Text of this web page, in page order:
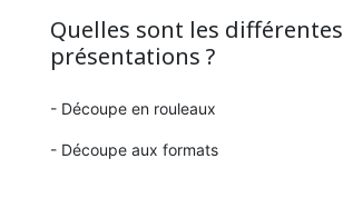
Quelles sont les différentes
présentations ?
- Découpe en rouleaux
- Découpe aux formats